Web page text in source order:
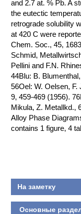
and 2.7 at. % Pb. A
the eutectic
retrograde solubility
at 420 C were
Chem. Soc., 45,
Schmid,
Pellini and F.N.
44Blu: B.
56Oel: W. Oelsen,
9, 459-469 (1956).
Mikula, Z. Metallkd.,
Alloy Phase
contains 1 figure, 4
На заметку
Основные